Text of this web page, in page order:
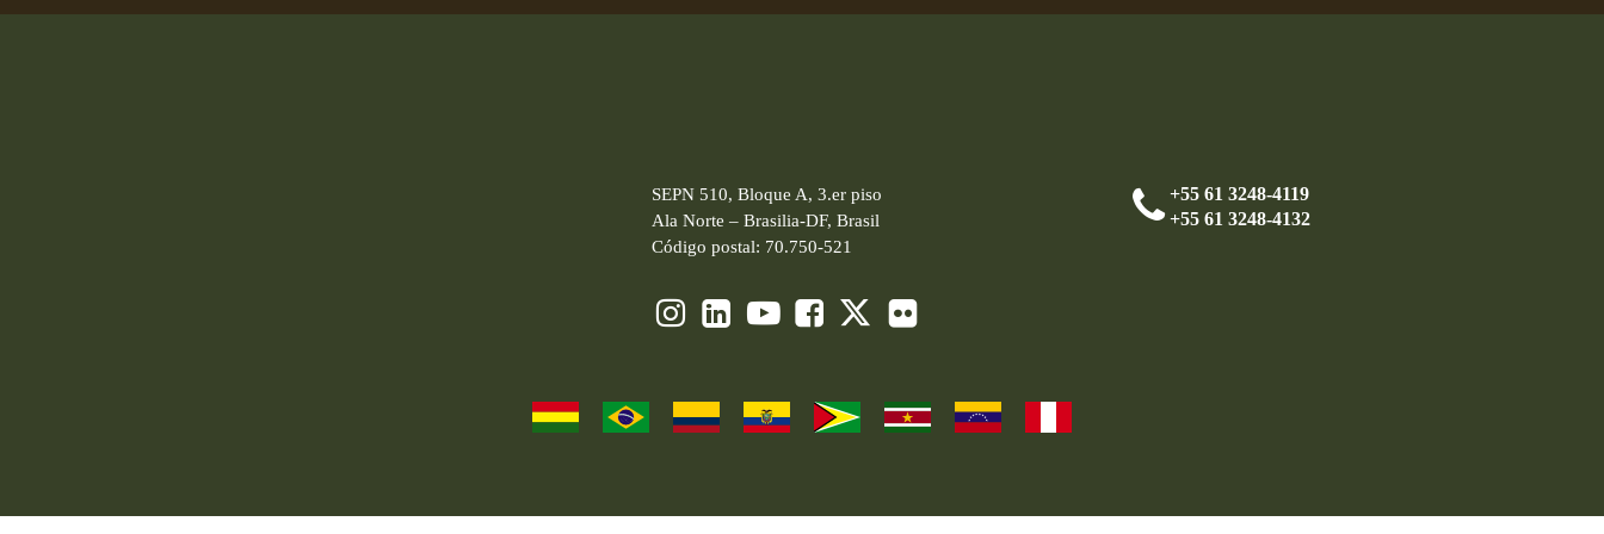
SEPN 510, Bloque A, 3.er piso
Ala Norte – Brasilia-DF, Brasil
Código postal: 70.750-521
+55 61 3248-4119
+55 61 3248-4132